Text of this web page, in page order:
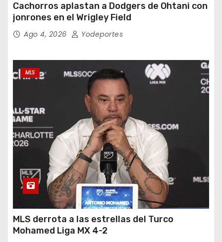
Cachorros aplastan a Dodgers de Ohtani con
jonrones en el Wrigley Field
Ago 4, 2026 Yodeportes
MLS
MLS derrota a las estrellas del Turco
Mohamed Liga MX 4-2